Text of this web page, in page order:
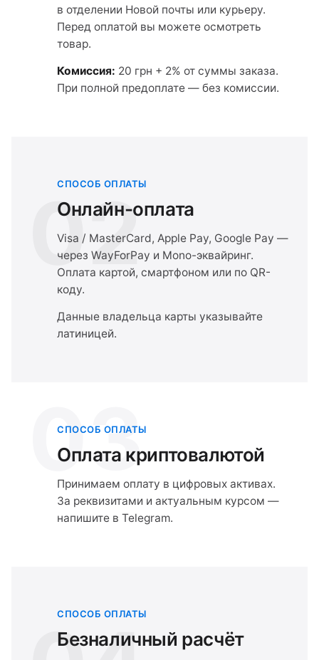
в отделении Новой почты или курьеру.
Перед оплатой вы можете осмотреть
товар.
Комиссия: 20 грн + 2% от суммы заказа.
При полной предоплате — без комиссии.
02
СПОСОБ ОПЛАТЫ
Онлайн-оплата
Visa / MasterCard, Apple Pay, Google Pay —
через WayForPay и Mono-эквайринг.
Оплата картой, смартфоном или по QR-
коду.
Данные владельца карты указывайте
латиницей.
03
СПОСОБ ОПЛАТЫ
Оплата криптовалютой
Принимаем оплату в цифровых активах.
За реквизитами и актуальным курсом —
напишите в Telegram.
СПОСОБ ОПЛАТЫ
Безналичный расчёт